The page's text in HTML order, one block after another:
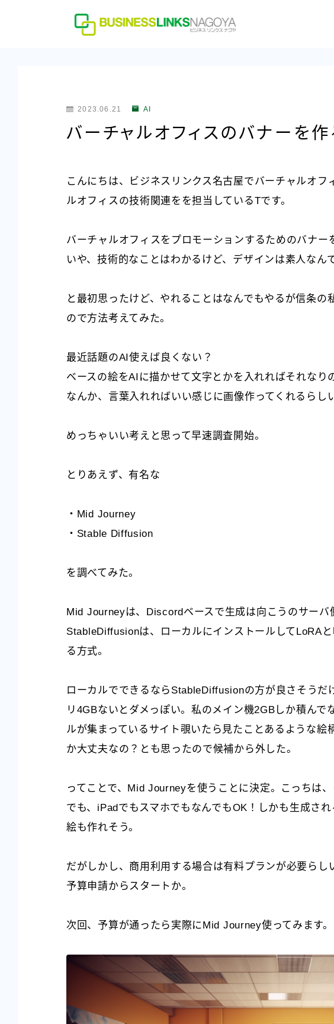
2023.06.21 AI
バーチャルオフィスのバナーを作
こんにちは、ビジネスリンクス名古屋でバーチャルオフ
ルオフィスの技術関連をを担当しているTです。
バーチャルオフィスをプロモーションするためのバナー
いや、技術的なことはわかるけど、デザインは素人なん
と最初思ったけど、やれることはなんでもやるが信条の
ので方法考えてみた。
最近話題のAI使えば良くない？
ベースの絵をAIに描かせて文字とかを入れればそれなり
なんか、言葉入れればいい感じに画像作ってくれるらし
めっちゃいい考えと思って早速調査開始。
とりあえず、有名な
・Mid Journey
・Stable Diffusion
を調べてみた。
Mid Journeyは、Discordベースで生成は向こうのサーバ
StableDiffusionは、ローカルにインストールしてLoRA
る方式。
ローカルでできるならStableDiffusionの方が良さそうだ
リ4GBないとダメっぽい。私のメイン機2GBしか積んで
ルが集まっているサイト覗いたら見たことあるような絵
か大丈夫なの？とも思ったので候補から外した。
ってことで、Mid Journeyを使うことに決定。こっちは
でも、iPadでもスマホでもなんでもOK！しかも生成さ
絵も作れそう。
だがしかし、商用利用する場合は有料プランが必要らし
予算申請からスタートか。
次回、予算が通ったら実際にMid Journey使ってみます。